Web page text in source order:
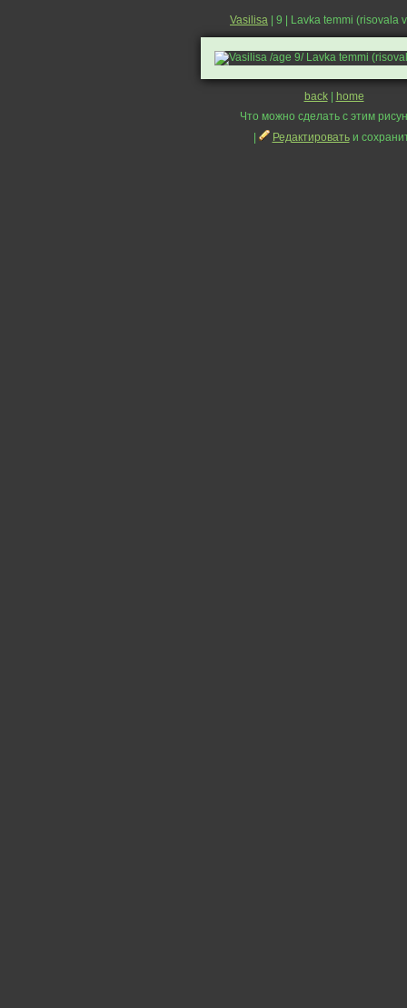
Vasilisa | 9 | Lavka temmi (risovala
back|
home
Что можно сделать с этим
Редактироватьи